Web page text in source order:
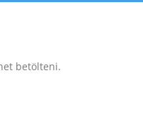
betölteni.